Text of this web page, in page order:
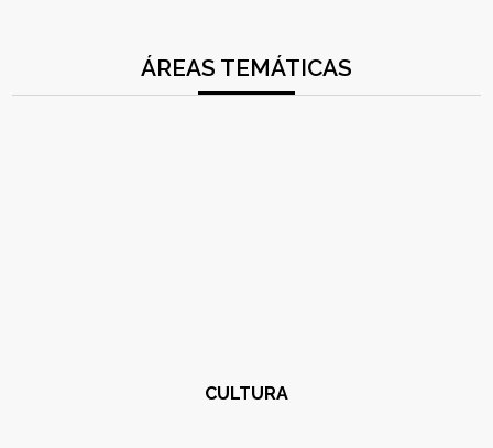
ÁREAS TEMÁTICAS
CULTURA